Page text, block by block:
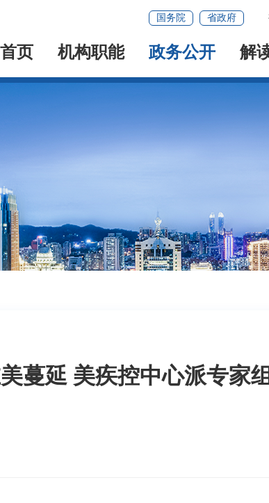
国务院 省政府
首页 机构职能 政务公开 解
蔓延 美疾控中心派专家